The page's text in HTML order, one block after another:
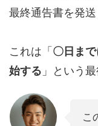
最終通告書を発送
これは「〇日ま
始する 」という
こ